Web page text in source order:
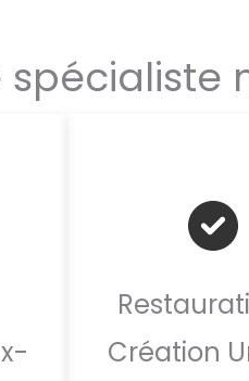
spécialiste
Création